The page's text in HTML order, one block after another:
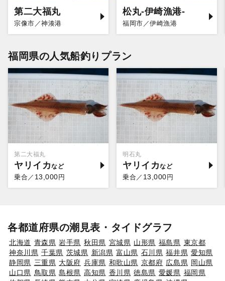
第二大福丸
宗像市／神湊港
松丸-伊崎漁港-
福岡市／伊崎漁港
福岡県の人気船釣りプラン
第二大福丸
ヤリイカ
乗合／ 13,000円
明石丸
ヤリイカ
乗合／ 13,000円
各都道府県の潮見表・タイドグラフ
北海道 青森県 岩手県 秋田県 宮城県 山形県 福島県 東京都
神奈川県 千葉県 茨城県 新潟県 富山県 石川県 福井県 愛知県
静岡県 三重県 大阪府 兵庫県 和歌山県 京都府 広島県 岡山県
山口県 鳥取県 島根県 高知県 香川県 徳島県 愛媛県 福岡県